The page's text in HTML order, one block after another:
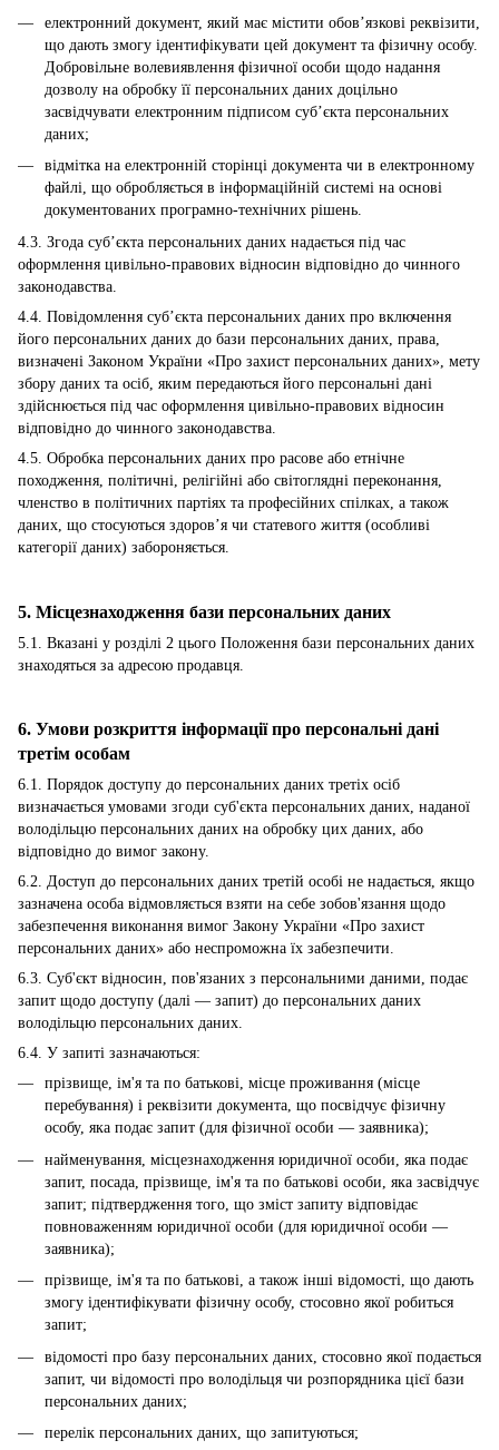
електронний документ, який має містити обов’язкові реквізити,
що дають змогу ідентифікувати цей документ та фізичну особу.
Добровільне волевиявлення фізичної особи щодо надання
дозволу на обробку її персональних даних доцільно
засвідчувати електронним підписом суб’єкта персональних
даних;
відмітка на електронній сторінці документа чи в електронному
файлі, що обробляється в інформаційній системі на основі
документованих програмно-технічних рішень.
4.3. Згода суб’єкта персональних даних надається під час
оформлення цивільно-правових відносин відповідно до чинного
законодавства.
4.4. Повідомлення суб’єкта персональних даних про включення
його персональних даних до бази персональних даних, права,
визначені Законом України «Про захист персональних даних», мету
збору даних та осіб, яким передаються його персональні дані
здійснюється під час оформлення цивільно-правових відносин
відповідно до чинного законодавства.
4.5. Обробка персональних даних про расове або етнічне
походження, політичні, релігійні або світоглядні переконання,
членство в політичних партіях та професійних спілках, а також
даних, що стосуються здоров’я чи статевого життя (особливі
категорії даних) забороняється.
5. Місцезнаходження бази персональних даних
5.1. Вказані у розділі 2 цього Положення бази персональних даних
знаходяться за адресою продавця.
6. Умови розкриття інформації про персональні дані
третім особам
6.1. Порядок доступу до персональних даних третіх осіб
визначається умовами згоди суб'єкта персональних даних, наданої
володільцю персональних даних на обробку цих даних, або
відповідно до вимог закону.
6.2. Доступ до персональних даних третій особі не надається, якщо
зазначена особа відмовляється взяти на себе зобов'язання щодо
забезпечення виконання вимог Закону України «Про захист
персональних даних» або неспроможна їх забезпечити.
6.3. Суб'єкт відносин, пов'язаних з персональними даними, подає
запит щодо доступу (далі — запит) до персональних даних
володільцю персональних даних.
6.4. У запиті зазначаються:
прізвище, ім'я та по батькові, місце проживання (місце
перебування) і реквізити документа, що посвідчує фізичну
особу, яка подає запит (для фізичної особи — заявника);
найменування, місцезнаходження юридичної особи, яка подає
запит, посада, прізвище, ім'я та по батькові особи, яка засвідчує
запит; підтвердження того, що зміст запиту відповідає
повноваженням юридичної особи (для юридичної особи —
заявника);
прізвище, ім'я та по батькові, а також інші відомості, що дають
змогу ідентифікувати фізичну особу, стосовно якої робиться
запит;
відомості про базу персональних даних, стосовно якої подається
запит, чи відомості про володільця чи розпорядника цієї бази
персональних даних;
перелік персональних даних, що запитуються;